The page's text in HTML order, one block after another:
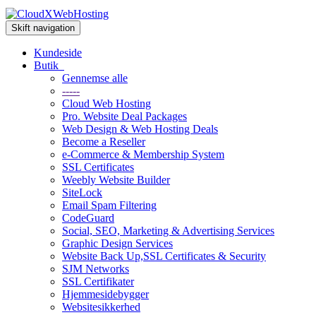
Skift navigation
Kundeside
Butik
Gennemse alle
-----
Cloud Web Hosting
Pro. Website Deal Packages
Web Design & Web Hosting Deals
Become a Reseller
e-Commerce & Membership System
SSL Certificates
Weebly Website Builder
SiteLock
Email Spam Filtering
CodeGuard
Social, SEO, Marketing & Advertising Services
Graphic Design Services
Website Back Up,SSL Certificates & Security
SJM Networks
SSL Certifikater
Hjemmesidebygger
Websitesikkerhed